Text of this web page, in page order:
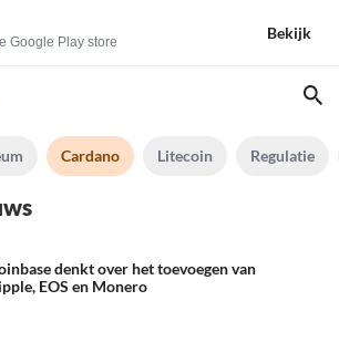
Google Play store
Bekijk
Cardano Litecoin Regulatie
denkt over het toevoegen van
EOS en Monero